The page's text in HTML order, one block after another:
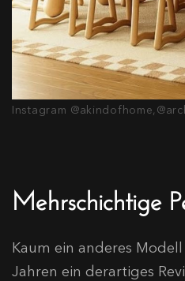
Instagram
Mehrschichtige
Kaum ein anderes
Jahren ein derartiges